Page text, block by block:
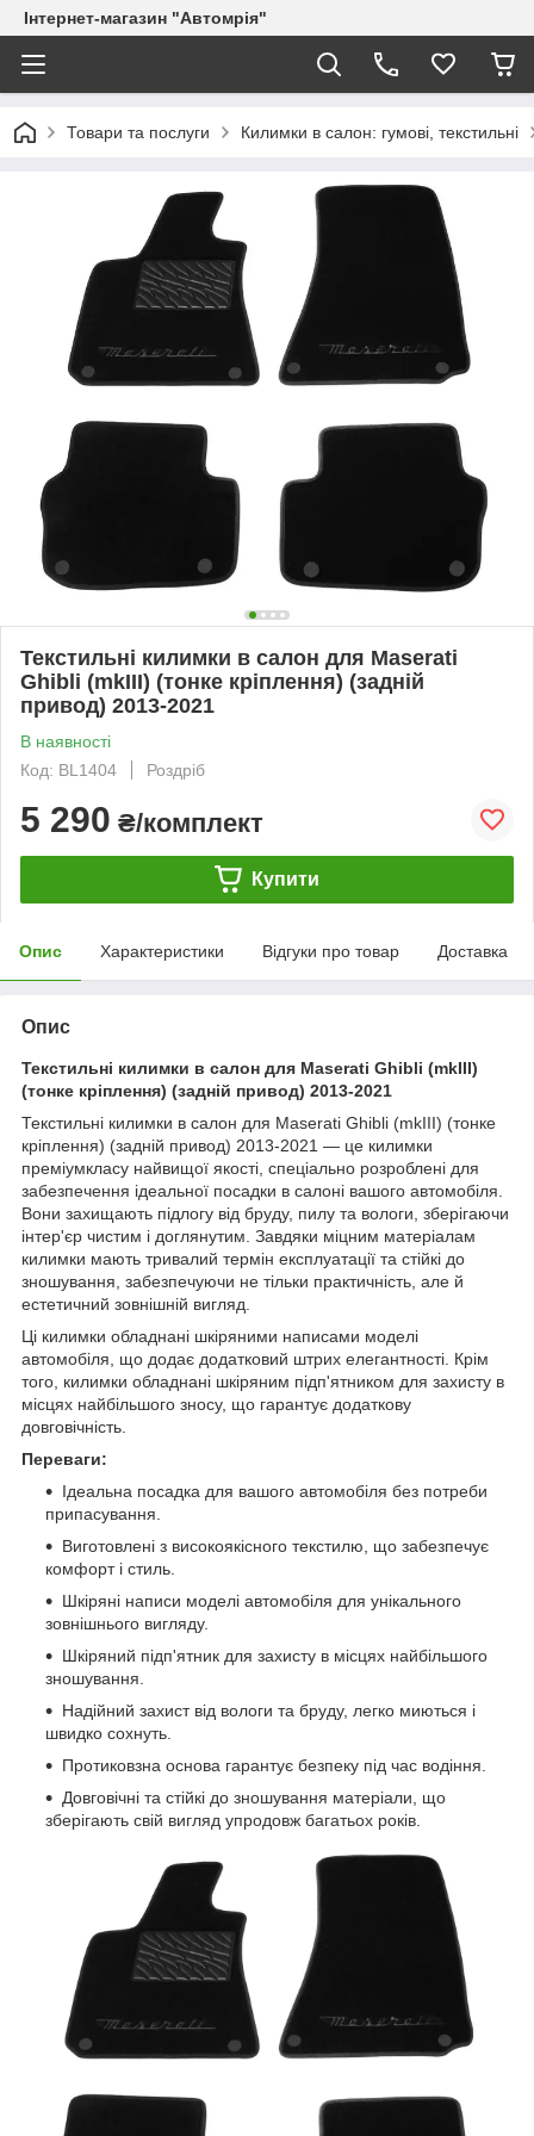
Інтернет-магазин "Автомрія"
Товари та послуги Килимки в салон: гумові, текстильні
Текстильні килимки в салон для Maserati
Ghibli (mkIII) (тонке кріплення) (задній
привод) 2013-2021
В наявності
Код: BL1404
Роздріб
5 290 ₴/комплект
Купити
Опис Характеристики Відгуки про товар Доставка
Опис
Текстильні килимки в салон для Maserati Ghibli (mkIII)
(тонке кріплення) (задній привод) 2013-2021
Текстильні килимки в салон для Maserati Ghibli (mkIII) (тонке
кріплення) (задній привод) 2013-2021 — це килимки
преміумкласу найвищої якості, спеціально розроблені для
забезпечення ідеальної посадки в салоні вашого автомобіля.
Вони захищають підлогу від бруду, пилу та вологи, зберігаючи
інтер'єр чистим і доглянутим. Завдяки міцним матеріалам
килимки мають тривалий термін експлуатації та стійкі до
зношування, забезпечуючи не тільки практичність, але й
естетичний зовнішній вигляд.
Ці килимки обладнані шкіряними написами моделі
автомобіля, що додає додатковий штрих елегантності. Крім
того, килимки обладнані шкіряним підп'ятником для захисту в
місцях найбільшого зносу, що гарантує додаткову
довговічність.
Переваги:
Ідеальна посадка для вашого автомобіля без потреби
припасування.
Виготовлені з високоякісного текстилю, що забезпечує
комфорт і стиль.
Шкіряні написи моделі автомобіля для унікального
зовнішнього вигляду.
Шкіряний підп'ятник для захисту в місцях найбільшого
зношування.
Надійний захист від вологи та бруду, легко миються і
швидко сохнуть.
Протиковзна основа гарантує безпеку під час водіння.
Довговічні та стійкі до зношування матеріали, що
зберігають свій вигляд упродовж багатьох років.